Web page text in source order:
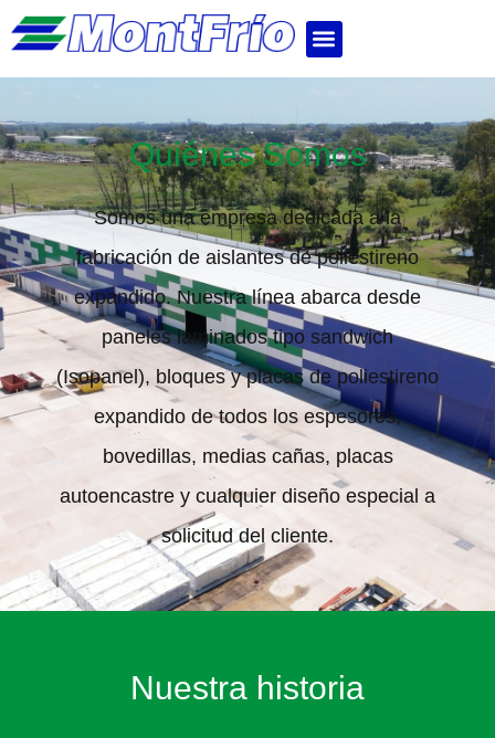
Quiénes Somos
Somos una empresa dedicada a la
fabricación de aislantes de poliestireno
expandido. Nuestra línea abarca desde
paneles laminados tipo sandwich
(Isopanel), bloques y placas de poliestireno
expandido de todos los espesores,
bovedillas, medias cañas, placas
autoencastre y cualquier diseño especial a
solicitud del cliente.
Nuestra historia